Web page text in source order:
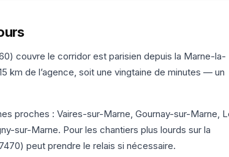
couvre le corridor est parisien depuis la Marne-la-
km de l’agence, soit une vingtaine de minutes — un
proches : Vaires-sur-Marne, Gournay-sur-Marne,
sur-Marne. Pour les chantiers plus lourds sur la
peut prendre le relais si nécessaire.